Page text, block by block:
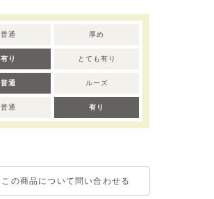
普通 厚め
有り とても有り
普通 ルーズ
普通 有り
この商品について問い合わせる